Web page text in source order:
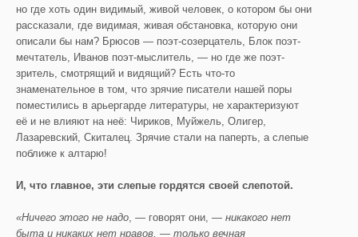
но где хоть один видимый, живой человек, о котором бы они
рассказали, где видимая, живая обстановка, которую они
описали бы нам? Брюсов — поэт-созерцатель, Блок поэт-
мечтатель, Иванов поэт-мыслитель, — но где же поэт-
зритель, смотрящий и видящий? Есть что-то
знаменательное в том, что зрячие писатели нашей поры
поместились в арьергарде литературы, не характеризуют
её и не влияют на неё: Чириков, Муйжель, Олигер,
Лазаревский, Скиталец. Зрячие стали на паперть, а слепые
поближе к алтарю!
И, что главное, эти слепые гордятся своей слепотой.
«Ничего этого не надо, — говорят они, — никакого нет
быта и никаких нет нравов, — только вечная